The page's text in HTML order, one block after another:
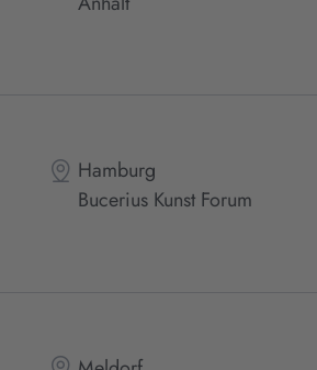
Hamburg
Bucerius Kunst Forum